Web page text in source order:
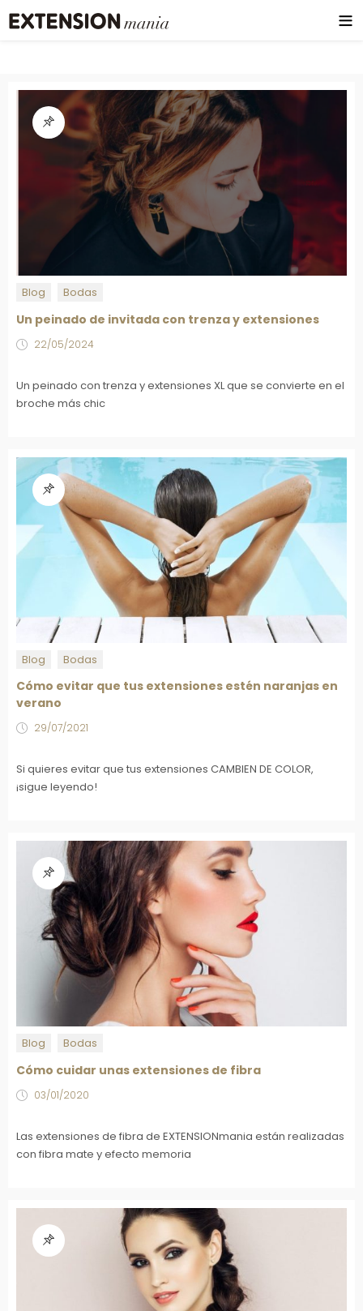
Blog Bodas
Un peinado de invitada con trenza y extensiones
22/05/2024
Un peinado con trenza y extensiones XL que se convierte en el
broche más chic
Blog Bodas
Cómo evitar que tus extensiones estén naranjas en
verano
29/07/2021
Si quieres evitar que tus extensiones CAMBIEN DE COLOR,
¡sigue leyendo!
Blog Bodas
Cómo cuidar unas extensiones de fibra
03/01/2020
Las extensiones de fibra de EXTENSIONmania están realizadas
con fibra mate y efecto memoria